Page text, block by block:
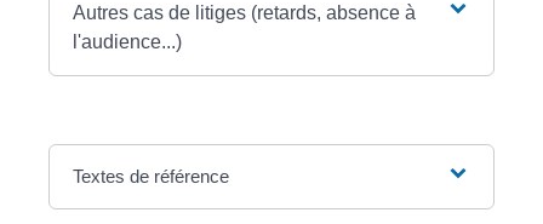
Autres cas de litiges (retards, absence à
l'audience...)
Textes de référence